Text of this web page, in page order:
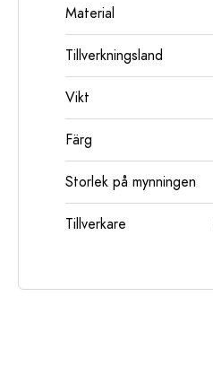
Material
Tillverkningsland
Vikt
Färg
Storlek på mynningen
Tillverkare